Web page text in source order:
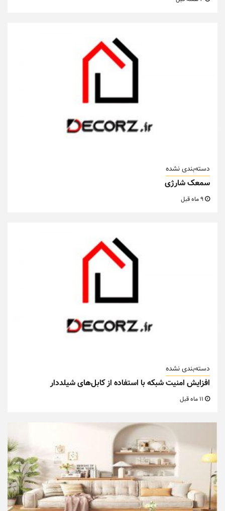
دسته‌بندی نشده
سمعک شارژی
دسته‌بندی نشده
افزایش امنیت شبکه با استفاده از کابل‌های شیلددار